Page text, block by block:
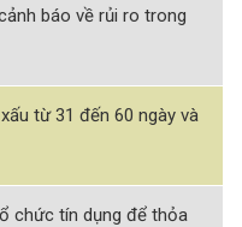
báo về rủi ro trong
từ 31 đến 60 ngày và
chức tín dụng để thỏa